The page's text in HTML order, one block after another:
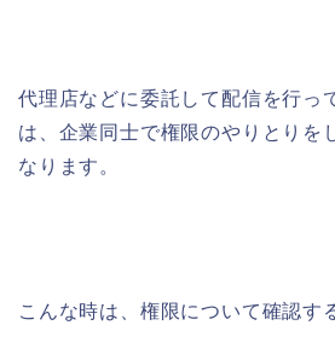
代理店などに委託して配信を行っ
は、企業同士で権限のやりとりを
なります。
こんな時は、権限について確認す